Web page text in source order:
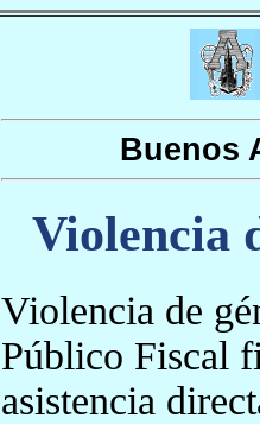
Buenos
Violencia
Violencia de
Público Fiscal
asistencia